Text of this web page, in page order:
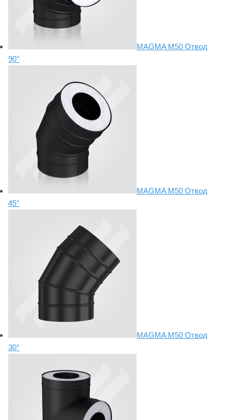
MAGMA М50 Отвод
90°
MAGMA М50 Отвод
45°
MAGMA М50 Отвод
30°